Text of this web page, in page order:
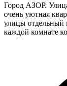
Город АЗОР.
очень уютная
улицы отдельный
каждой комнате